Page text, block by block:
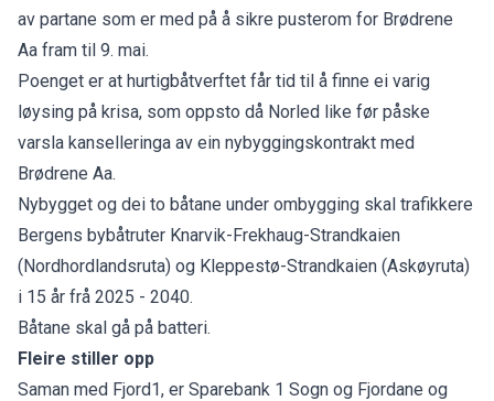
av partane som er med på å sikre pusterom for Brødrene
Aa fram til 9. mai.
Poenget er at hurtigbåtverftet får tid til å finne ei varig
løysing på krisa, som oppsto då Norled like før påske
varsla kanselleringa av ein nybyggingskontrakt med
Brødrene Aa.
Nybygget og dei to båtane under ombygging skal trafikkere
Bergens bybåtruter Knarvik-Frekhaug-Strandkaien
(Nordhordlandsruta) og Kleppestø-Strandkaien (Askøyruta)
i 15 år frå 2025 - 2040.
Båtane skal gå på batteri.
Fleire stiller opp
Saman med Fjord1, er Sparebank 1 Sogn og Fjordane og